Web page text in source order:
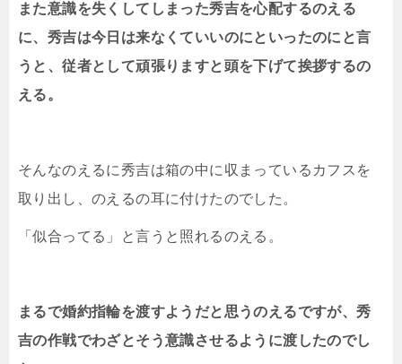
また意識を失くしてしまった秀吉を心配するのえる
に、秀吉は今日は来なくていいのにといったのにと言
うと、従者として頑張りますと頭を下げて挨拶するの
える。
そんなのえるに秀吉は箱の中に収まっているカフスを
取り出し、のえるの耳に付けたのでした。
「似合ってる」と言うと照れるのえる。
まるで婚約指輪を渡すようだと思うのえるですが、秀
吉の作戦でわざとそう意識させるように渡したのでし